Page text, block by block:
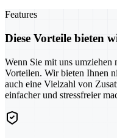
Features
Diese Vorteile bieten
Wenn Sie mit uns
Vorteilen. Wir bieten Ihnen
auch eine Vielzahl von
einfacher und stressfreier